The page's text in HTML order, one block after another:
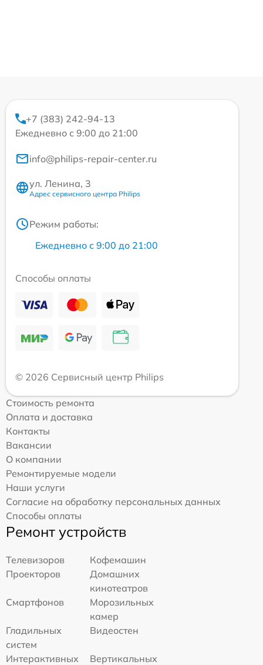
+7 (383) 242-94-13
Ежедневно с 9:00 до 21:00
info@philips-repair-center.ru
ул. Ленина, 3
Адрес сервисного центра Philips
Режим работы:
Ежедневно с 9:00 до 21:00
Способы оплаты
© 2026 Сервисный центр Philips
Стоимость ремонта
Оплата и доставка
Контакты
Вакансии
О компании
Ремонтируемые модели
Наши услуги
Согласие на обработку персональных данных
Способы оплаты
Ремонт устройств
Телевизоров
Кофемашин
Проекторов
Домашних
кинотеатров
Смартфонов
Морозильных
камер
Гладильных
систем
Видеостен
Интерактивных
Вертикальных